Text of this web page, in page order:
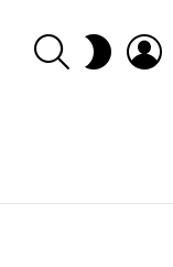
SEARCH SWITCH
SKIN